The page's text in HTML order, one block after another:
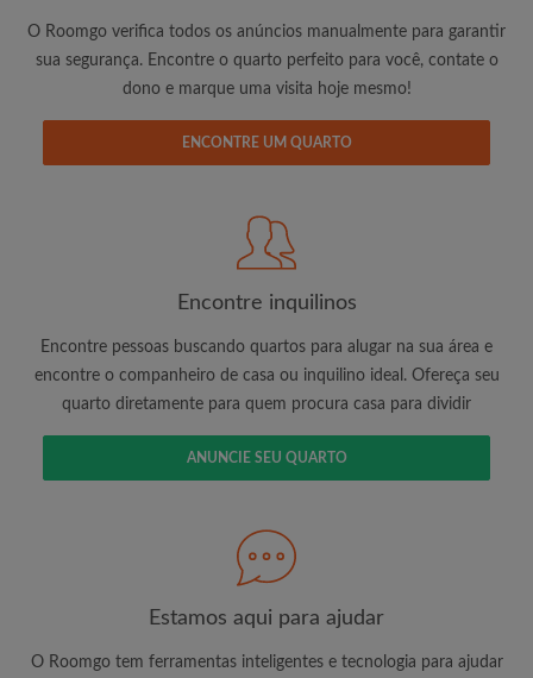
Li, entendi e concordo com os
Termos e Condições de
uso e com a Política de Privadicade
CRIAR PERFIL
É 100% grátis!
Crie uma conta e comece a procurar
Envie mensagens ilimitadas para todos os
Solicite ilimitadas visitas aos quartos
changes de encontrar um quarto
O Roomgo verifica todos os anúncios manualmente para garantir
sua segurança. Encontre o quarto perfeito para você, contate o
dono e marque uma visita hoje mesmo!
ENCONTRE UM QUARTO
Encontre inquilinos
Encontre pessoas buscando quartos para alugar na sua área e
encontre o companheiro de casa ou inquilino ideal. Ofereça seu
quarto diretamente para quem procura casa para dividir
ANUNCIE SEU QUARTO
Estamos aqui para ajudar
O Roomgo tem ferramentas inteligentes e tecnologia para ajudar